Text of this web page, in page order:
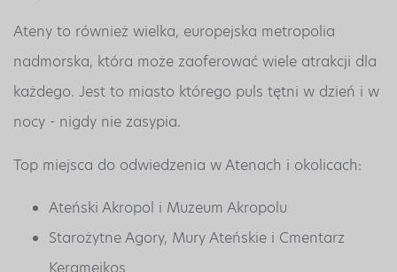
Ateny to również wielka, europejska metropolia
nadmorska, która może zaoferować wiele atrakcji dla
każdego. Jest to miasto którego puls tętni w dzień i w
nocy - nigdy nie zasypia.
Top miejsca do odwiedzenia w Atenach i okolicach:
Ateński Akropol i Muzeum Akropolu
Starożytne Agory, Mury Ateńskie i Cmentarz